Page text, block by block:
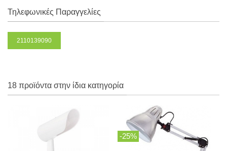
Τηλεφωνικές Παραγγελίες
2110139090
18 προϊόντα στην ίδια κατηγορία
-25%